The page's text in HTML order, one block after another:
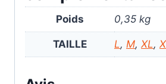
Poids 0,35 kg
TAILLE L, M, XL,